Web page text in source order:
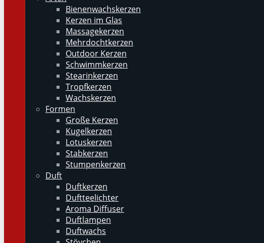
Bienenwachskerzen
Kerzen im Glas
Massagekerzen
Mehrdochtkerzen
Outdoor Kerzen
Schwimmkerzen
Stearinkerzen
Tropfkerzen
Wachskerzen
Formen
Große Kerzen
Kugelkerzen
Lotuskerzen
Stabkerzen
Stumpenkerzen
Duft
Duftkerzen
Duftteelichter
Aroma Diffuser
Duftlampen
Duftwachs